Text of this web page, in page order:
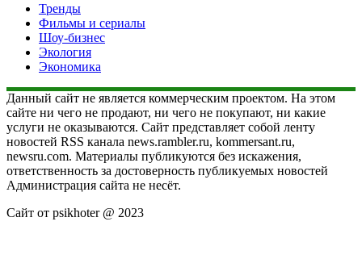
Тренды
Фильмы и сериалы
Шоу-бизнес
Экология
Экономика
Данный сайт не является коммерческим проектом. На этом
сайте ни чего не продают, ни чего не покупают, ни какие
услуги не оказываются. Сайт представляет собой ленту
новостей RSS канала news.rambler.ru, kommersant.ru,
newsru.com. Материалы публикуются без искажения,
ответственность за достоверность публикуемых новостей
Администрация сайта не несёт.
Сайт от psikhoter @ 2023